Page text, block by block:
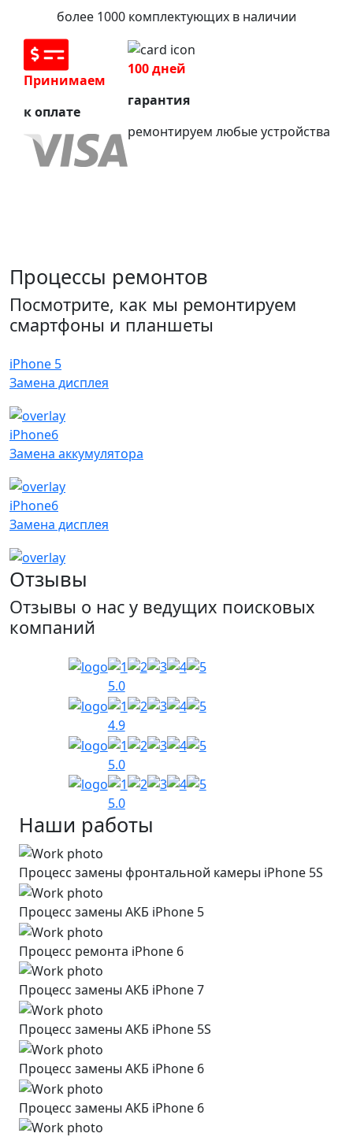
более 1000 комплектующих в наличии
Принимаем
к оплате
100 дней
гарантия
ремонтируем любые устройства
Процессы ремонтов
Посмотрите, как мы ремонтируем
смартфоны и планшеты
iPhone 5
Замена дисплея
iPhone6
Замена аккумулятора
iPhone6
Замена дисплея
Отзывы
Отзывы о нас у ведущих поисковых
компаний
5.0
4.9
5.0
5.0
Наши работы
Процесс замены фронтальной камеры iPhone 5S
Процесс замены АКБ iPhone 5
Процесс ремонта iPhone 6
Процесс замены АКБ iPhone 7
Процесс замены АКБ iPhone 5S
Процесс замены АКБ iPhone 6
Процесс замены АКБ iPhone 6